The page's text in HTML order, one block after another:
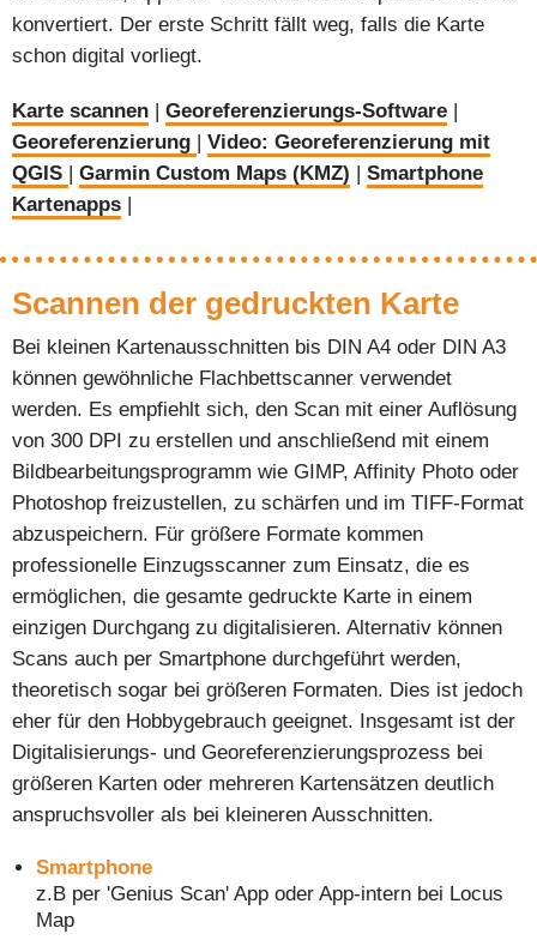
konvertiert. Der erste Schritt fällt weg, falls die Karte
schon digital vorliegt.
Karte scannen | Georeferenzierungs-Software |
Georeferenzierung | Video: Georeferenzierung mit
QGIS | Garmin Custom Maps (KMZ) | Smartphone
Kartenapps |
Scannen der gedruckten Karte
Bei kleinen Kartenausschnitten bis DIN A4 oder DIN A3
können gewöhnliche Flachbettscanner verwendet
werden. Es empfiehlt sich, den Scan mit einer Auflösung
von 300 DPI zu erstellen und anschließend mit einem
Bildbearbeitungsprogramm wie GIMP, Affinity Photo oder
Photoshop freizustellen, zu schärfen und im TIFF-Format
abzuspeichern. Für größere Formate kommen
professionelle Einzugsscanner zum Einsatz, die es
ermöglichen, die gesamte gedruckte Karte in einem
einzigen Durchgang zu digitalisieren. Alternativ können
Scans auch per Smartphone durchgeführt werden,
theoretisch sogar bei größeren Formaten. Dies ist jedoch
eher für den Hobbygebrauch geeignet. Insgesamt ist der
Digitalisierungs- und Georeferenzierungsprozess bei
größeren Karten oder mehreren Kartensätzen deutlich
anspruchsvoller als bei kleineren Ausschnitten.
Smartphone
z.B per 'Genius Scan' App oder App-intern bei Locus
Map